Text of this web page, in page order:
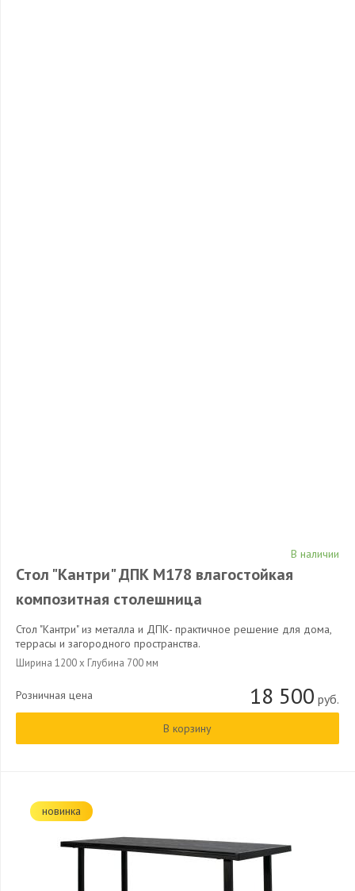
В наличии
Стол "Кантри" ДПК М178 влагостойкая
композитная столешница
Стол "Кантри" из металла и ДПК- практичное решение для дома,
террасы и загородного пространства.
Ширина 1200 x Глубина 700 мм
Розничная цена 18 500 руб.
В корзину
новинка